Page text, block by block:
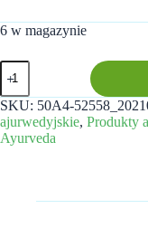
6 w magazynie
ilość
Abhaya
Herbatka
Ajurwedyjska
krążenie
krwi
krwionośnych
SKU: 50A4-
ajurwedyjskie, Produkty
Ayurveda